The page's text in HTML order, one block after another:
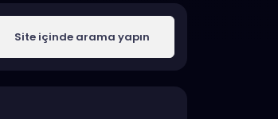
Site içinde arama yapın